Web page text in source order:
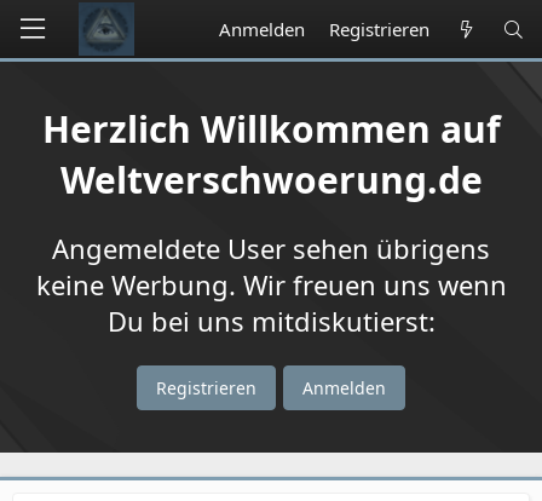
Anmelden Registrieren
Herzlich Willkommen auf
Weltverschwoerung.de
Angemeldete User sehen übrigens
keine Werbung. Wir freuen uns wenn
Du bei uns mitdiskutierst:
Registrieren Anmelden